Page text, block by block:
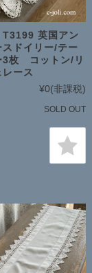
T3199 英国アン
スドイリー/テー
3枚 コットン/リ
ース
¥0(非課税)
SOLD OUT